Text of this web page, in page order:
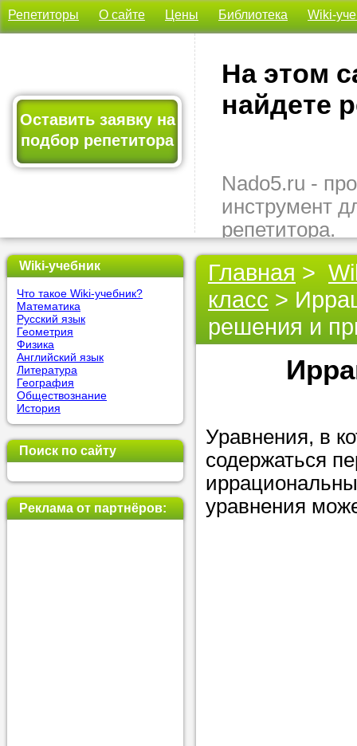
Репетиторы О сайте Цены Библиотека Wiki-
Оставить заявку на
подбор репетитора
На этом
найдете
Nado5.ru -
инструмент
репетитора.
Здесь вы
подходящего
быстро,
бесплатно.
Оставьте
позвоните
Или найдите
нашей базе
используя
Wiki-учебник
Что такое Wiki-учебник?
Математика
Русский язык
Геометрия
Физика
Английский язык
Литература
География
Обществознание
История
Поиск по сайту
Реклама от партнёров:
Главная >
класс >
решения и
Уравнения, в
содержаться
уравнения